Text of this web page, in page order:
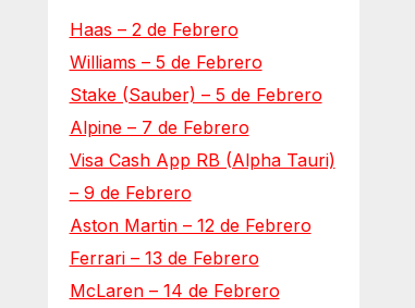
Haas – 2 de Febrero
Williams – 5 de Febrero
Stake (Sauber) – 5 de Febrero
Alpine – 7 de Febrero
Visa Cash App RB (Alpha Tauri)
– 9 de Febrero
Aston Martin – 12 de Febrero
Ferrari – 13 de Febrero
McLaren – 14 de Febrero